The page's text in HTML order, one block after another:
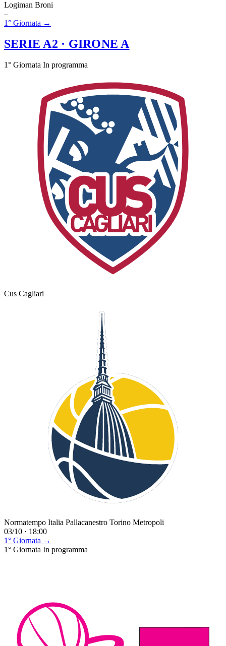
Logiman Broni
–
1° Giornata →
SERIE A2 · GIRONE A
1° Giornata In programma
Cus Cagliari
Normatempo Italia Pallacanestro Torino Metropoli
03/10 · 18:00
1° Giornata →
1° Giornata In programma